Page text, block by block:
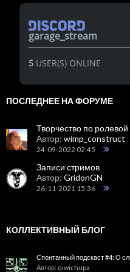
garage_stream
5USER(S) ONLINE
ПОСЛЕДНЕЕ НА ФОРУМЕ
Творчество по
Автор: wimp_construct
24-09-2022 02:45
Записи стримов
Автор: GridonGN
26-11-2021 15:36
КОЛЛЕКТИВНЫЙ БЛОГ
Спонтанный подскаст #4: О
Автор: qiwichupa